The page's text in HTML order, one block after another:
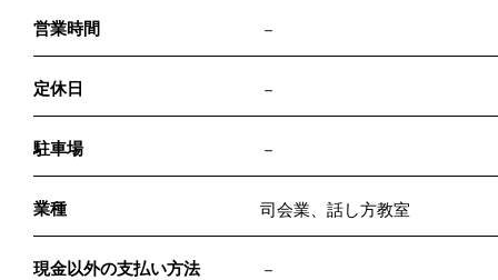
営業時間 －
定休日 －
駐車場 －
業種 司会業、話し方教室
現金以外の支払い方法 －